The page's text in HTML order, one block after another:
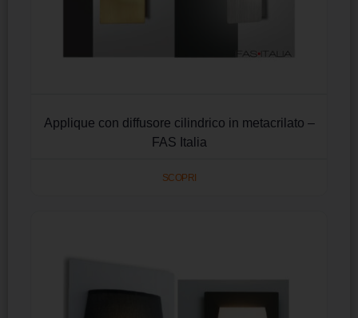
Applique con diffusore cilindrico in metacrilato –
FAS Italia
SCOPRI